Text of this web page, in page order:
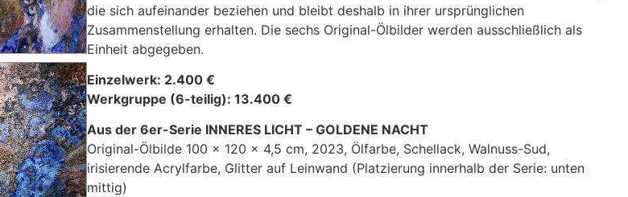
die sich aufeinander beziehen und bleibt deshalb in ihrer ursprünglichen
Zusammenstellung erhalten. Die sechs Original-Ölbilder werden ausschließlich als
Einheit abgegeben.
Einzelwerk: 2.400 €
Werkgruppe (6-teilig): 13.400 €
Aus der 6er-Serie INNERES LICHT – GOLDENE NACHT
Original-Ölbilde 100 x 120 x 4,5 cm, 2023, Ölfarbe, Schellack, Walnuss-Sud,
irisierende Acrylfarbe, Glitter auf Leinwand (Platzierung innerhalb der Serie: unten
mittig)